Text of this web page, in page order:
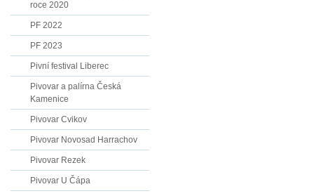
roce 2020
PF 2022
PF 2023
Pivní festival Liberec
Pivovar a palírna Česká
Kamenice
Pivovar Cvikov
Pivovar Novosad Harrachov
Pivovar Rezek
Pivovar U Čápa